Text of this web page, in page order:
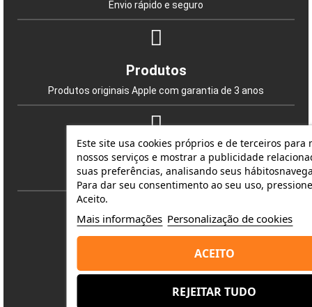
Envio rápido e seguro
Produtos
Produtos originais Apple com garantia de 3 anos
Compras
Compra verificada e fiável
Pagamento 100% seguro
Este site usa cookies próprios e de terceiros para
nossos serviços e mostrar a publicidade
suas preferências, analisando seus
Para dar seu consentimento ao seu uso,
Aceito.
Mais informações Personalização de cookies
REJEITAR TUDO
ACEITO